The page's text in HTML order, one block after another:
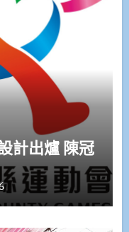
計出爐 陳冠